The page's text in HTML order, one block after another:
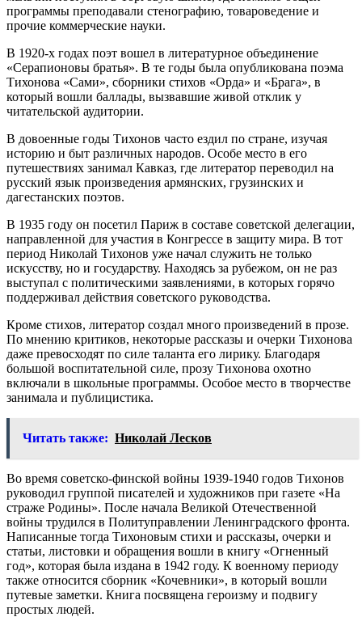
программы преподавали стенографию, товароведение и
прочие коммерческие науки.
В 1920-х годах поэт вошел в литературное объединение
«Серапионовы братья». В те годы была опубликована поэма
Тихонова «Сами», сборники стихов «Орда» и «Брага», в
который вошли баллады, вызвавшие живой отклик у
читательской аудитории.
В довоенные годы Тихонов часто ездил по стране, изучая
историю и быт различных народов. Особе место в его
путешествиях занимал Кавказ, где литератор переводил на
русский язык произведения армянских, грузинских и
дагестанских поэтов.
В 1935 году он посетил Париж в составе советской делегации,
направленной для участия в Конгрессе в защиту мира. В тот
период Николай Тихонов уже начал служить не только
искусству, но и государству. Находясь за рубежом, он не раз
выступал с политическими заявлениями, в которых горячо
поддерживал действия советского руководства.
Кроме стихов, литератор создал много произведений в прозе.
По мнению критиков, некоторые рассказы и очерки Тихонова
даже превосходят по силе таланта его лирику. Благодаря
большой воспитательной силе, прозу Тихонова охотно
включали в школьные программы. Особое место в творчестве
занимала и публицистика.
Читать также: Николай Лесков
Во время советско-финской войны 1939-1940 годов Тихонов
руководил группой писателей и художников при газете «На
страже Родины». После начала Великой Отечественной
войны трудился в Политуправлении Ленинградского фронта.
Написанные тогда Тихоновым стихи и рассказы, очерки и
статьи, листовки и обращения вошли в книгу «Огненный
год», которая была издана в 1942 году. К военному периоду
также относится сборник «Кочевники», в который вошли
путевые заметки. Книга посвящена героизму и подвигу
простых людей.